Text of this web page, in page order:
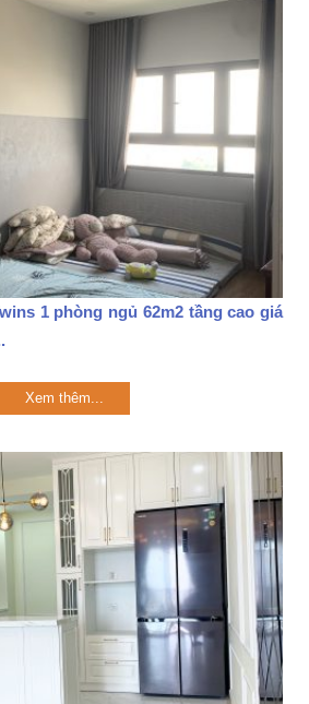
1 phòng ngủ 62m2 tầng cao giá
Xem thêm...